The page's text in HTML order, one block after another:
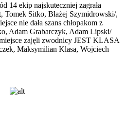
14 ekip najskuteczniej zagrała
Sitko, Błażej Szymidrowski/,
nie dała szans chłopakom z
Adam Grabarczyk, Adam Lipski/
zajęli zwodnicy JEST KLASA
Maksymilian Klasa, Wojciech